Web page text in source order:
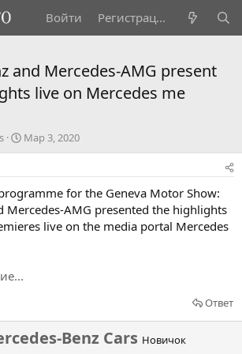
Войти Регистрация
and Mercedes-AMG present
live on Mercedes me
Д
а
а
н
а
ч
Мар 3, 2020
for the Geneva Motor Show:
Mercedes-AMG presented the highlights
live on the media portal Mercedes
Ответ
Benz Cars Новичок